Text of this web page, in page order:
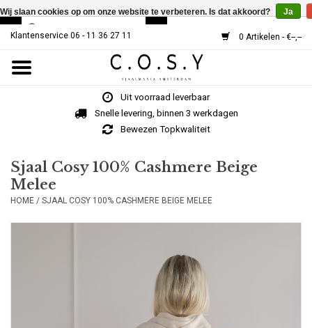
Klantenservice 06 - 11 36 27 11 0 Artikelen - €--,--
Home
MUTSEN
Uit voorraad leverbaar
Snelle levering, binnen 3 werkdagen
Bewezen Topkwaliteit
Sjaal Cosy 100% Cashmere Beige
Melee
HOME / SJAAL COSY 100% CASHMERE BEIGE MELEE
Wij slaan cookies op om onze website te verbeteren. Is dat akkoord? Ja